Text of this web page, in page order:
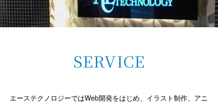
SERVICE
エーステクノロジーではWeb開発をはじめ、イラスト制作、アニ